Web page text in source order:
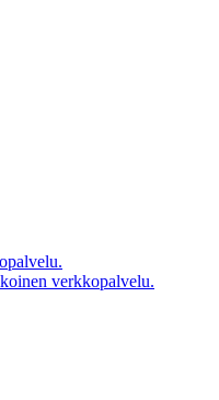
verkkopalvelu.